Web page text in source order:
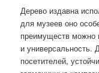
Дерево издавна
для музеев оно
преимуществ можно
и универсальность.
посетителей,